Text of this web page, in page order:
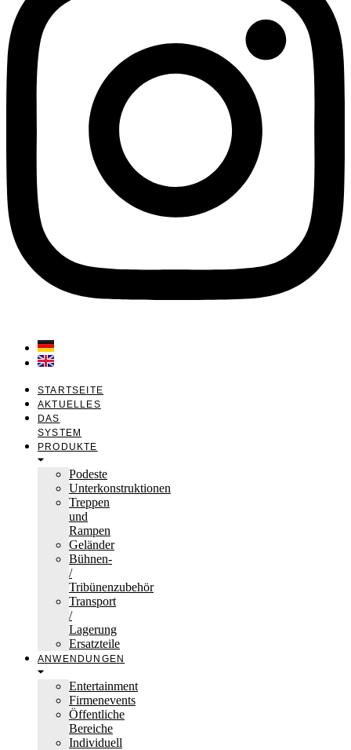
STARTSEITE
AKTUELLES
DAS
SYSTEM
PRODUKTE
Podeste
Unterkonstruktionen
Treppen
und
Rampen
Geländer
Bühnen-
/
Tribünenzubehör
Transport
/
Lagerung
Ersatzteile
ANWENDUNGEN
Entertainment
Firmenevents
Öffentliche
Bereiche
Individuell